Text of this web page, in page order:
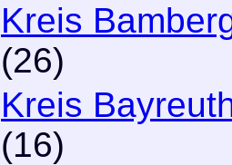
Kreis
(26)
Kreis
(16)